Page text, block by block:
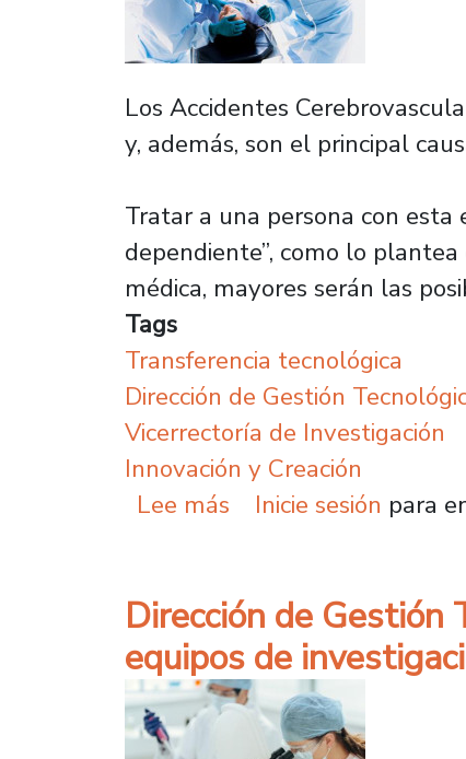
Los Accidentes
y, además, son el principal
Tratar a una persona con
dependiente”, como lo
médica, mayores serán las
Tags
Transferencia tecnológica
Dirección de Gestión
Vicerrectoría de Investigación
Innovación y Creación
Lee más sobre Investigación
Inicie sesión para
Dirección de Gestión
equipos de